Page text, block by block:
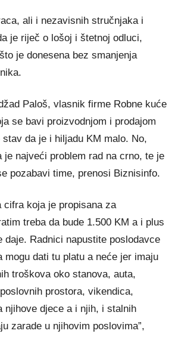
ali i nezavisnih stručnjaka i
je riječ o lošoj i štetnoj odluci,
je donesena bez smanjenja
Paloš, vlasnik firme Robne kuće
se bavi proizvodnjom i prodajom
da je i hiljadu KM malo. No,
je najveći problem rad na crno, te je
pozabavi time, prenosi Biznisinfo.
cifra koja je propisana za
treba da bude 1.500 KM a i plus
daje. Radnici napustite poslodavce
mogu dati tu platu a neće jer imaju
troškova oko stanova, auta,
prostora, vikendica,
njihove djece a i njih, i stalnih
zarade u njihovim poslovima”,